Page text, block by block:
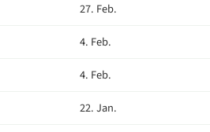
27. Feb.
4. Feb.
4. Feb.
22. Jan.